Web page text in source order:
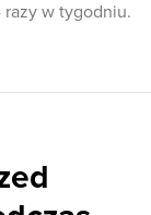
razy w tygodniu.